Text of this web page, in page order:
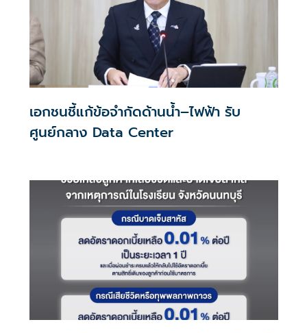
เอกชนชี้แก้ข้อจำกัดด้านน้ำ–ไฟฟ้า รับ
ศูนย์กลาง Data Center